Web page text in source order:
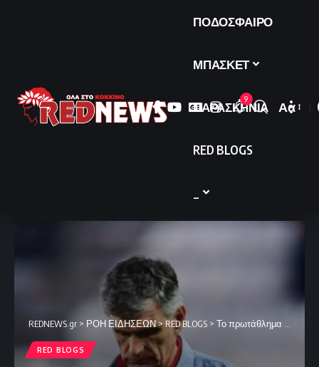
ΠΟΔΟΣΦΑΙΡΟ
ΜΠΑΣΚΕΤ
ΠΑΡΑΣΚΗΝΙΑ
RED BLOGS
9
Font
Αα
REDNEWS.gr > ΡΟΗ ΕΙΔΗΣΕΩΝ> RED BLOGS > Το πρωτάθλημα χάθηκε από νωρίς, οι αποφάσεις έχουν παρθεί, η δεύτερη θέση δεν θα είναι “φάρμακο”
RED BLOGS